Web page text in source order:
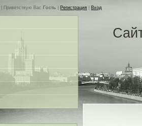
Приветствую Вас Гость Регистрация Вход